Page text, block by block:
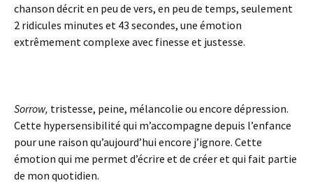
chanson décrit en peu de vers, en peu de temps, seulement
2 ridicules minutes et 43 secondes, une émotion
extrêmement complexe avec finesse et justesse.
Sorrow, tristesse, peine, mélancolie ou encore dépression.
Cette hypersensibilité qui m’accompagne depuis l’enfance
pour une raison qu’aujourd’hui encore j’ignore. Cette
émotion qui me permet d’écrire et de créer et qui fait partie
de mon quotidien.